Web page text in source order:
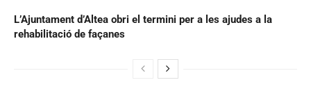
L’Ajuntament d’Altea obri el termini per a les ajudes a la
rehabilitació de façanes